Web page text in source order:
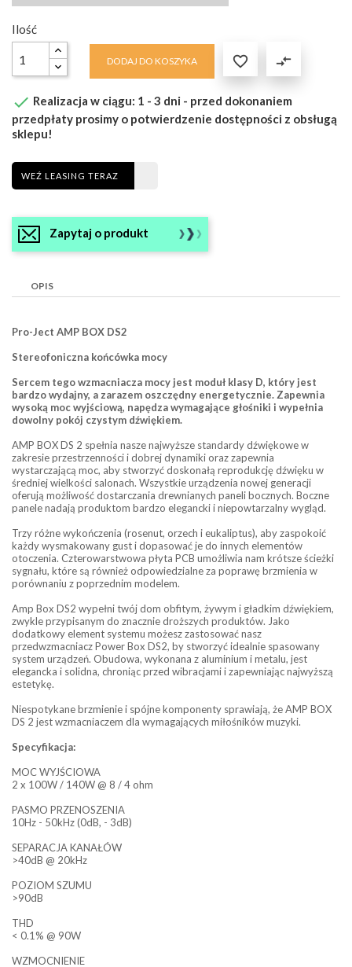
Ilość
DODAJ DO KOSZYKA  compare_arrows
 Realizacja w ciągu: 1 - 3 dni - przed dokonaniem
przedpłaty prosimy o potwierdzenie dostępności z obsługą
sklepu!
WEŹ LEASING TERAZ
Zapytaj o produkt
OPIS
Pro-Ject AMP BOX DS2
Stereofoniczna końcówka mocy
Sercem tego wzmacniacza mocy jest moduł klasy D, który jest
bardzo wydajny, a zarazem oszczędny energetycznie. Zapewnia
wysoką moc wyjściową, napędza wymagające głośniki i wypełnia
dowolny pokój czystym dźwiękiem.
AMP BOX DS 2 spełnia nasze najwyższe standardy dźwiękowe w
zakresie przestrzenności i dobrej dynamiki oraz zapewnia
wystarczającą moc, aby stworzyć doskonałą reprodukcję dźwięku w
średniej wielkości salonach. Wszystkie urządzenia nowej generacji
oferują możliwość dostarczania drewnianych paneli bocznych. Boczne
panele nadają produktom bardzo elegancki i niepowtarzalny wygląd.
Trzy różne wykończenia (rosenut, orzech i eukaliptus), aby zaspokoić
każdy wysmakowany gust i dopasować je do innych elementów
otoczenia. Czterowarstwowa płyta PCB umożliwia nam krótsze ścieżki
sygnału, które są również odpowiedzialne za poprawę brzmienia w
porównaniu z poprzednim modelem.
Amp Box DS2 wypełni twój dom obfitym, żywym i gładkim dźwiękiem,
zwykle przypisanym do znacznie droższych produktów. Jako
dodatkowy element systemu możesz zastosować nasz
przedwzmacniacz Power Box DS2, by stworzyć idealnie spasowany
system urządzeń. Obudowa, wykonana z aluminium i metalu, jest
elegancka i solidna, chroniąc przed wibracjami i zapewniając najwyższą
estetykę.
Niespotykane brzmienie i spójne komponenty sprawiają, że AMP BOX
DS 2 jest wzmacniaczem dla wymagających miłośników muzyki.
Specyfikacja:
MOC WYJŚCIOWA
2 x 100W / 140W @ 8 / 4 ohm
PASMO PRZENOSZENIA
10Hz - 50kHz (0dB, - 3dB)
SEPARACJA KANAŁÓW
>40dB @ 20kHz
POZIOM SZUMU
>90dB
THD
< 0.1% @ 90W
WZMOCNIENIE